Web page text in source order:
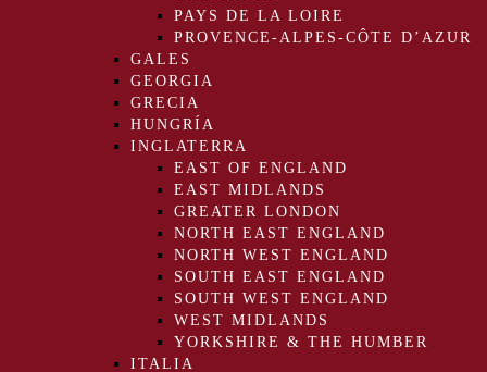
PAYS DE LA LOIRE
PROVENCE-ALPES-CÔTE D’AZUR
GALES
GEORGIA
GRECIA
HUNGRÍA
INGLATERRA
EAST OF ENGLAND
EAST MIDLANDS
GREATER LONDON
NORTH EAST ENGLAND
NORTH WEST ENGLAND
SOUTH EAST ENGLAND
SOUTH WEST ENGLAND
WEST MIDLANDS
YORKSHIRE & THE HUMBER
ITALIA